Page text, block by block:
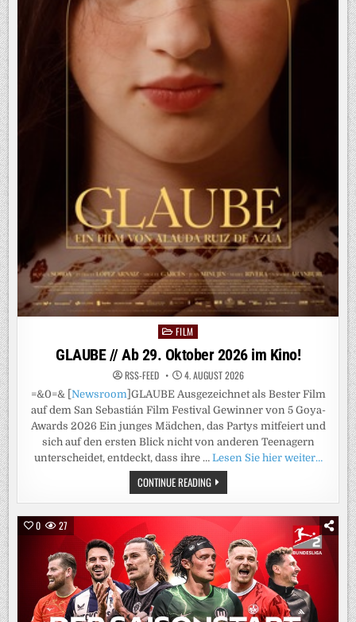
Posted
in
FILM
GLAUBE // Ab 29. Oktober 2026 im Kino!
RSS-FEED 4. AUGUST 2026
=&0=& [ Newsroom]GLAUBE Ausgezeichnet als Bester Film
auf dem San Sebastián Film Festival Gewinner von 5 Goya-
Awards 2026 Ein junges Mädchen, das Partys mitfeiert und
sich auf den ersten Blick nicht von anderen Teenagern
unterscheidet, entdeckt, dass ihre … Lesen Sie hier weiter…
CONTINUE READINGGLAUBE
//
AB
29.
IM
KINO!
0 27